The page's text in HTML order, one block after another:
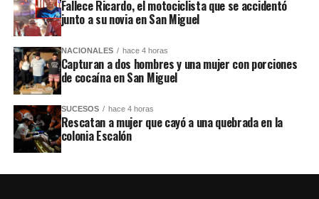
Fallece Ricardo, el motociclista que se accidentó
junto a su novia en San Miguel
NACIONALES hace 4 horas
Capturan a dos hombres y una mujer con porciones
de cocaína en San Miguel
SUCESOS hace 4 horas
Rescatan a mujer que cayó a una quebrada en la
colonia Escalón